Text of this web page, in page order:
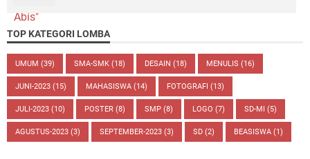
TOP KATEGORI LOMBA
UMUM (39) SMA-SMK (18) DESAIN (18) MENULIS (16)
JUNI-2023 (15) MAHASISWA (14) FOTOGRAFI (13)
JULI-2023 (10) POSTER (8) SMP (8) LOGO (7) SD-MI (5)
AGUSTUS-2023 (3) SEPTEMBER-2023 (3) SD (2) BEASISWA (1)